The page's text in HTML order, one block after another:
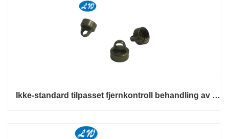
Ikke-standard tilpasset fjernkontroll behandling av bildeler